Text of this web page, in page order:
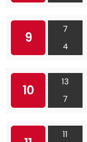
9
7
4
10
13
7
11